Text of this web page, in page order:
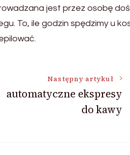
jest przez osobę
To, ile godzin spędzimy u
Następny artykuł
automatyczne ekspresy
do kawy